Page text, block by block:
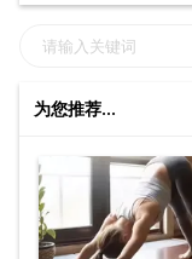
为您推荐...